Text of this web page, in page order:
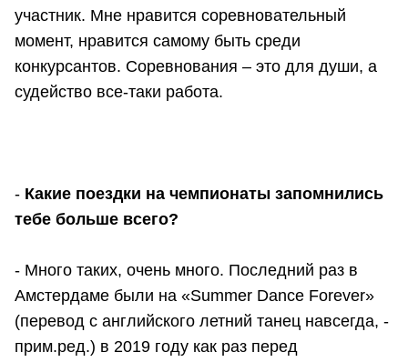
участник. Мне нравится соревновательный
момент, нравится самому быть среди
конкурсантов. Соревнования – это для души, а
судейство все-таки работа.
- Какие поездки на чемпионаты запомнились
тебе больше всего?
- Много таких, очень много. Последний раз в
Амстердаме были на «Summer Dance Forever»
(перевод с английского летний танец навсегда, -
прим.ред.) в 2019 году как раз перед